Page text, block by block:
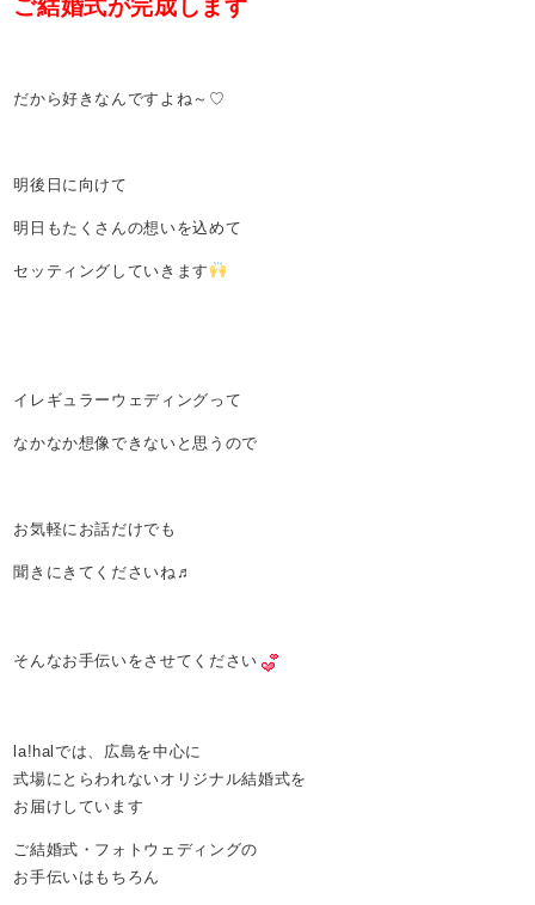
ご結婚式が完成します
だから好きなんですよね～♡
明後日に向けて
明日もたくさんの想いを込めて
セッティングしていきます
イレギュラーウェディングって
なかなか想像できないと思うので
お気軽にお話だけでも
聞きにきてくださいね♬
そんなお手伝いをさせてください
la!halでは、広島を中心に
式場にとらわれないオリジナル結婚式を
お届けしています
ご結婚式・フォトウェディングの
お手伝いはもちろん